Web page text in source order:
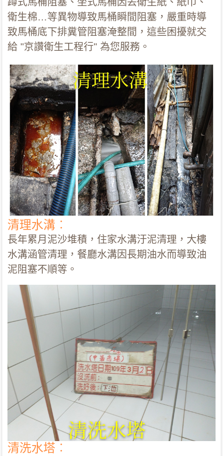
衛生棉…等異物導致馬桶瞬間阻塞，嚴重時導
致馬桶底下排糞管阻塞淹整間，這些困擾就交
給 "京讚衛生工程行" 為您服務。
清理水溝︰
長年累月泥沙堆積，住家水溝汙泥清理，大樓
水溝涵管清理，餐廳水溝因長期油水而導致油
泥阻塞不順等。
清洗水塔︰